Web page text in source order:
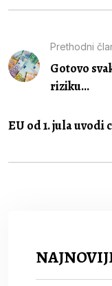
Prethodni
Gotovo
riziku...
EU od 1. jula uvodi